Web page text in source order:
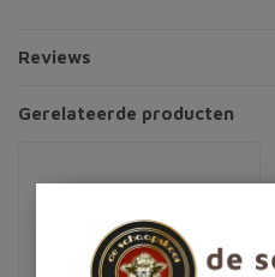
Reviews
Gerelateerde producten